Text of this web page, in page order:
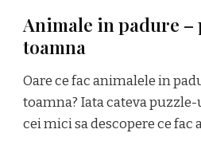
Animale in padure –
toamna
Oare ce fac animalele in
toamna? Iata cateva
cei mici sa descopere ce fac